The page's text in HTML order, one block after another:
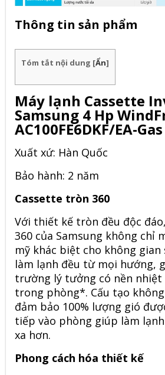
Thông tin sản phẩm
Tóm tắt nội dung [Ẩn]
Máy lạnh Cassette
Samsung 4 Hp
AC100FE6DKF/EA-
Xuất xứ: Hàn Quốc
Bảo hành: 2 năm
Cassette tròn 360
Với thiết kế tròn đều độc đáo,
360 của Samsung không chỉ
mỹ khác biệt cho không gian
làm lạnh đều từ mọi hướng,
trường lý tưởng có nền nhiệt
trong phòng*. Cấu tạo
đảm bảo 100% lượng gió
tiếp vào phòng giúp làm
xa hơn.
Phong cách hóa thiết kế